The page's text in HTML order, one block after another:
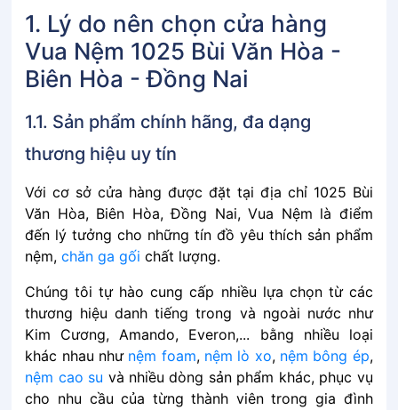
1. Lý do nên chọn cửa hàng
Vua Nệm 1025 Bùi Văn Hòa -
Biên Hòa - Đồng Nai
1.1. Sản phẩm chính hãng, đa dạng
thương hiệu uy tín
Với cơ sở cửa hàng được đặt tại địa chỉ 1025 Bùi
Văn Hòa, Biên Hòa, Đồng Nai, Vua Nệm là điểm
đến lý tưởng cho những tín đồ yêu thích sản phẩm
nệm,chăn ga gối chất lượng.
Chúng tôi tự hào cung cấp nhiều lựa chọn từ các
thương hiệu danh tiếng trong và ngoài nước như
Kim Cương, Amando, Everon,... bằng nhiều loại
khác nhau như nệm foam, nệm lò xo, nệm bông ép,
nệm cao su và nhiều dòng sản phẩm khác, phục vụ
cho nhu cầu của từng thành viên trong gia đình